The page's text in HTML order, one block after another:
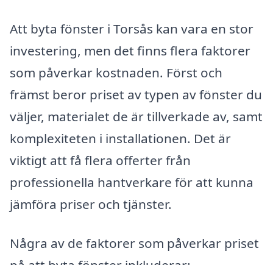
Att byta fönster i Torsås kan vara en stor
investering, men det finns flera faktorer
som påverkar kostnaden. Först och
främst beror priset av typen av fönster du
väljer, materialet de är tillverkade av, samt
komplexiteten i installationen. Det är
viktigt att få flera offerter från
professionella hantverkare för att kunna
jämföra priser och tjänster.
Några av de faktorer som påverkar priset